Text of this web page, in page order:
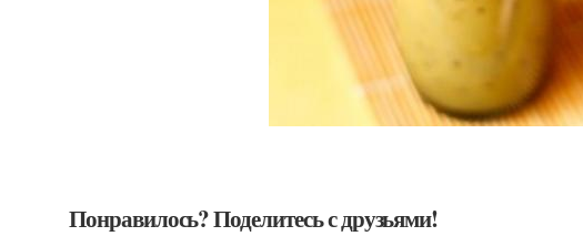
Понравилось? Поделитесь с друзьями!